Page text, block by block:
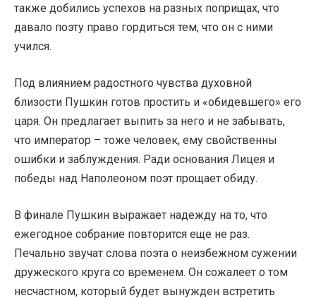
также добились успехов на разных поприщах, что
давало поэту право гордиться тем, что он с ними
учился.
Под влиянием радостного чувства духовной
близости Пушкин готов простить и «обидевшего» его
царя. Он предлагает выпить за него и не забывать,
что император – тоже человек, ему свойственны
ошибки и заблуждения. Ради основания Лицея и
победы над Наполеоном поэт прощает обиду.
В финале Пушкин выражает надежду на то, что
ежегодное собрание повторится еще не раз.
Печально звучат слова поэта о неизбежном сужении
дружеского круга со временем. Он сожалеет о том
несчастном, который будет вынужден встретить